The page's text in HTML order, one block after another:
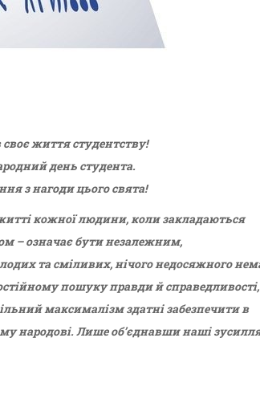
життя студентству!
день студента.
з нагоди цього свята!
кожної людини, коли закладаються
– означає бути незалежним,
та сміливих, нічого недосяжного
пошуку правди й справедливості,
максималізм здатні забезпечити в
народові. Лише об’єднавши наші